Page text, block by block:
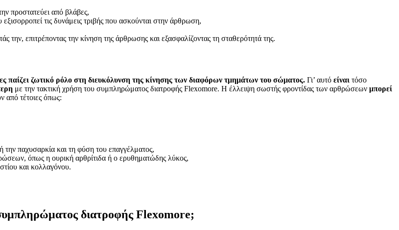
προστατεύει από βλάβες,
εξισορροπεί τις δυνάμεις τριβής που ασκούνται στην άρθρωση,
επιτρέποντας την κίνηση της άρθρωσης και εξασφαλίζοντας τη σταθερότητά της.
παίζει ζωτικό ρόλο στη διευκόλυνση της κίνησης των διαφόρων τμημάτων του σώματος. Γι’ αυτό είναι τόσο
με την τακτική χρήση του συμπληρώματος διατροφής Flexomore. Η έλλειψη σωστής φροντίδας των αρθρώσεων μπορεί
από τέτοιες όπως:
την παχυσαρκία και τη φύση του επαγγέλματος,
όπως η ουρική αρθρίτιδα ή ο ερυθηματώδης λύκος,
και κολλαγόνου.
διατροφής Flexomore;